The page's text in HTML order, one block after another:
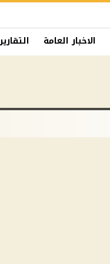
الاخبار العامة